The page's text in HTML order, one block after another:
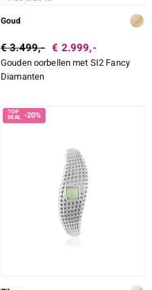
Goud
€ 3.499,- € 2.999,-
Gouden oorbellen met SI2 Fancy
Diamanten
-20%